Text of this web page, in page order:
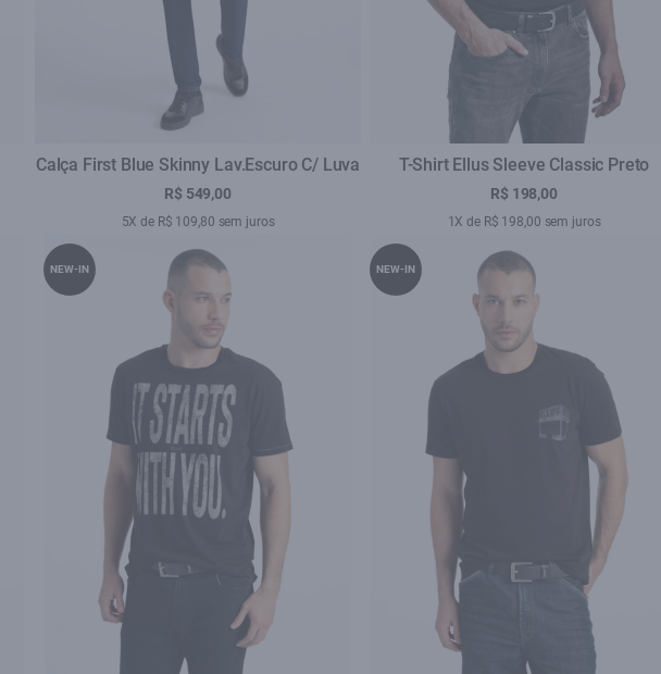
Calça First Blue Skinny Lav.Escuro C/ Luva
R$ 549,00
5X de R$ 109,80 sem juros
T-Shirt Ellus Sleeve Classic Preto
R$ 198,00
1X de R$ 198,00 sem juros
NEW-IN NEW-IN